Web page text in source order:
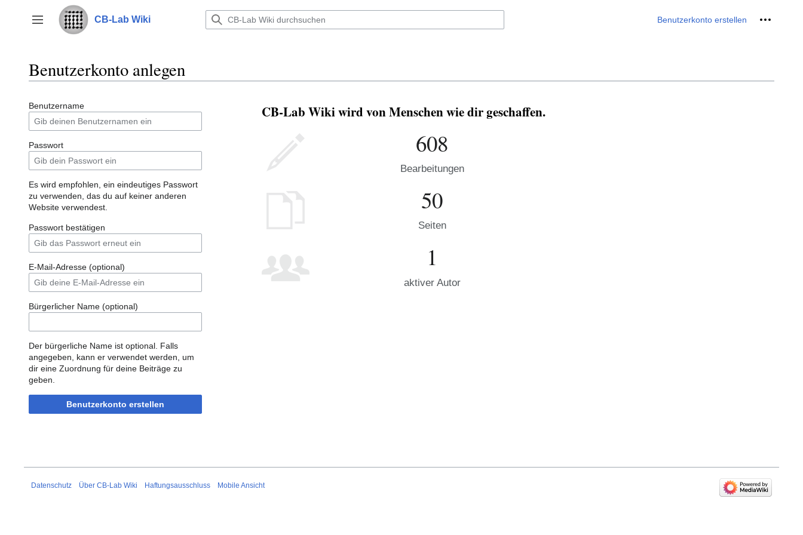
Inhalt
springen
Seitenleiste umschalten
CB-Lab Wiki Benutzerkonto erstellen Meine
Benutzerkonto anlegen
Benutzername
Passwort
Es wird empfohlen, ein eindeutiges Passwort
zu verwenden, das du auf keiner anderen
Website verwendest.
Passwort bestätigen
E-Mail-Adresse (optional)
Bürgerlicher Name (optional)
Der bürgerliche Name ist optional. Falls
angegeben, kann er verwendet werden, um
dir eine Zuordnung für deine Beiträge zu
geben.
Benutzerkonto erstellen
CB-Lab Wiki wird von Menschen wie dir geschaffen.
608
Bearbeitungen
50
Seiten
1
aktiver Autor
Datenschutz Über CB-Lab Wiki Haftungsausschluss Mobile Ansicht